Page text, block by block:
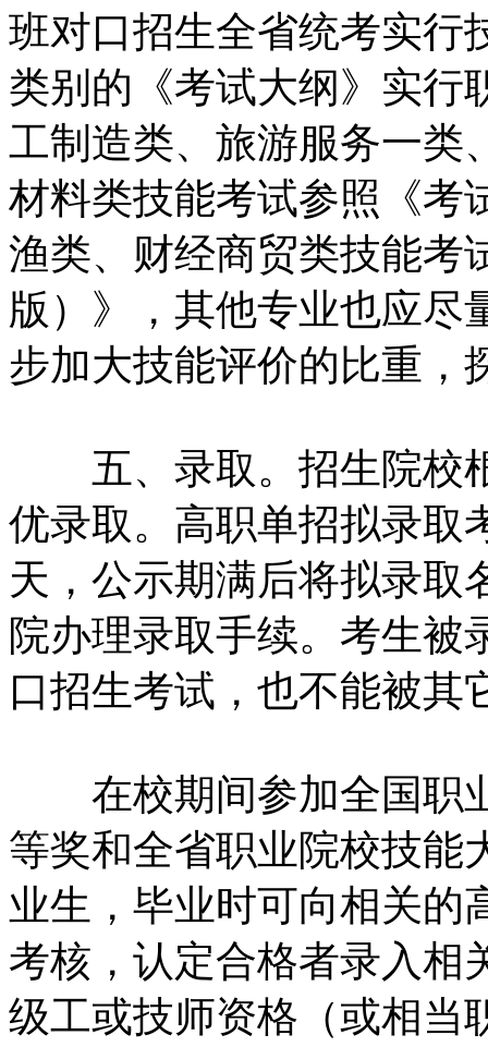
班对口招生全省统考实行
类别的《考试大纲》实行
工制造类、旅游服务一类
材料类技能考试参照《考
渔类、财经商贸类技能考
版）》，其他专业也应尽
步加大技能评价的比重，
五、录取。招生院校
优录取。高职单招拟录取
天，公示期满后将拟录取
院办理录取手续。考生被
口招生考试，也不能被其
在校期间参加全国职
等奖和全省职业院校技能
业生，毕业时可向相关的
考核，认定合格者录入相
级工或技师资格（或相当